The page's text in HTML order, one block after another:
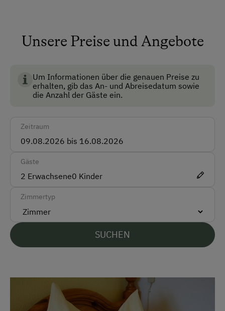
Auto
Zug
Barzahlung
Deutsch
Kostenlose Parkplätze
Ab-Hof-Verkauf
Garten/Wiese
BIO AUSTRIA steht für kontrolliert biologische
Standards für Umwelt, Tierwohl und
Lebensmittelqualität.
Unsere Preise und Angebote
Um Informationen über die genauen Preise zu
erhalten, gib das An- und Abreisedatum sowie
die Anzahl der Gäste ein.
Zeitraum
Gäste
2 Erwachsene0 Kinder
Zimmertyp
SUCHEN